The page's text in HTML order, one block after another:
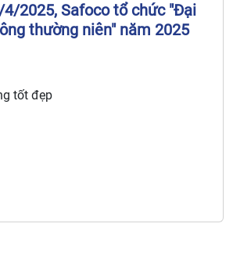
4/2025, Safoco tổ chức "Đại
thường niên" năm 2025
tốt đẹp